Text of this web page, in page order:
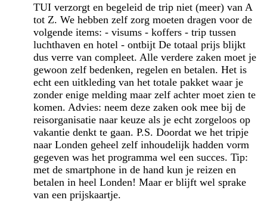
TUI verzorgt en begeleid de trip niet (meer) van A
tot Z. We hebben zelf zorg moeten dragen voor de
volgende items: - visums - koffers - trip tussen
luchthaven en hotel - ontbijt De totaal prijs blijkt
dus verre van compleet. Alle verdere zaken moet je
gewoon zelf bedenken, regelen en betalen. Het is
echt een uitkleding van het totale pakket waar je
zonder enige melding maar zelf achter moet zien te
komen. Advies: neem deze zaken ook mee bij de
reisorganisatie naar keuze als je echt zorgeloos op
vakantie denkt te gaan. P.S. Doordat we het tripje
naar Londen geheel zelf inhoudelijk hadden vorm
gegeven was het programma wel een succes. Tip:
met de smartphone in de hand kun je reizen en
betalen in heel Londen! Maar er blijft wel sprake
van een prijskaartje.